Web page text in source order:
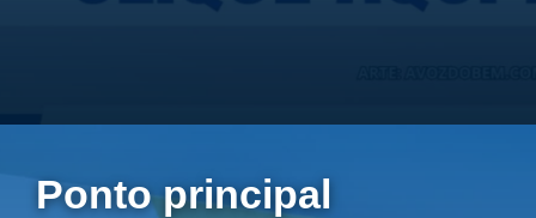
Ponto principal